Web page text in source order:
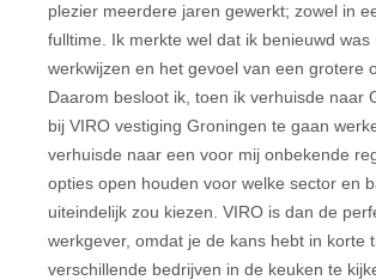
plezier meerdere jaren gewerkt; zowel in
fulltime. Ik merkte wel dat ik benieuwd was
werkwijzen en het gevoel van een grotere
Daarom besloot ik, toen ik verhuisde naar
bij VIRO vestiging Groningen te gaan
verhuisde naar een voor mij onbekende
opties open houden voor welke sector en
uiteindelijk zou kiezen. VIRO is dan de
werkgever, omdat je de kans hebt in korte
verschillende bedrijven in de keuken te